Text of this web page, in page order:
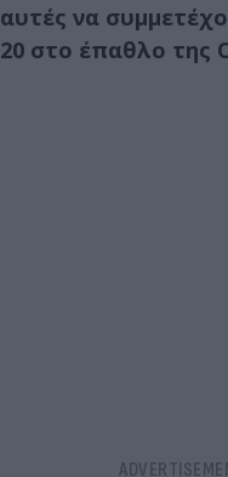
αυτές να
20 στο έπαθλο της